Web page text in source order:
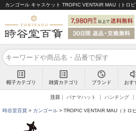
帽子カテゴリ 雑貨カテゴリ ブランド おす
注目 パナマハット ハンチング
時谷堂百貨 カンゴール TROPIC VENTAIR MAU（トロ